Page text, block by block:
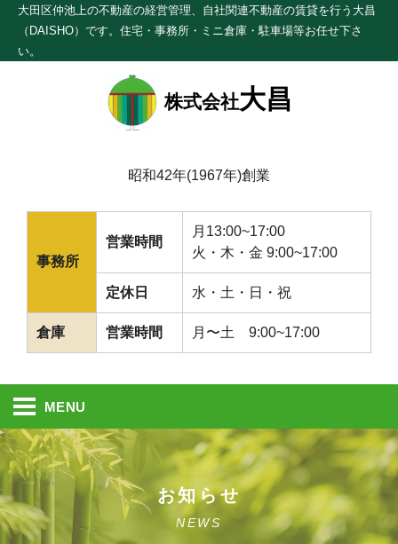
大田区仲池上の不動産の経営管理、自社関連不動産の賃貸を行う大昌
（DAISHO）です。住宅・事務所・ミニ倉庫・駐車場等お任せ下さ
い。
株式会社大昌
昭和42年(1967年)創業
事務所
営業時間
月13:00~17:00
火・木・金 9:00~17:00
定休日 水・土・日・祝
倉庫 営業時間 月〜土 9:00~17:00
MENU
お知らせ
NEWS